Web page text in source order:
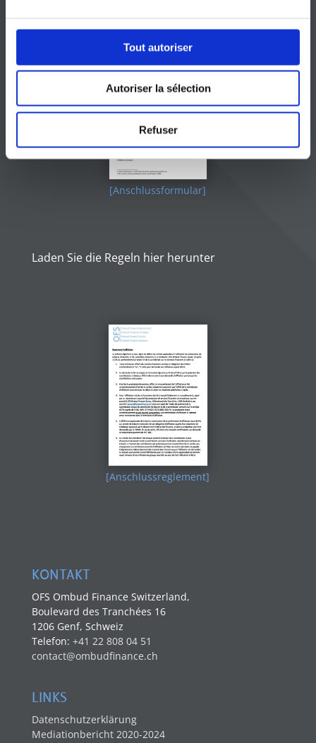
Tout autoriser
Autoriser la sélection
Refuser
[Anschlussformular]
Laden Sie die Regeln hier herunter
[Anschlussreglement]
KONTAKT
OFS Ombud Finance Switzerland,
Boulevard des Tranchées 16
1206 Genf, Schweiz
Telefon: +41 22 808 04 51
contact@ombudfinance.ch
LINKS
Datenschutzerklärung
Mediationbericht 2020-2024